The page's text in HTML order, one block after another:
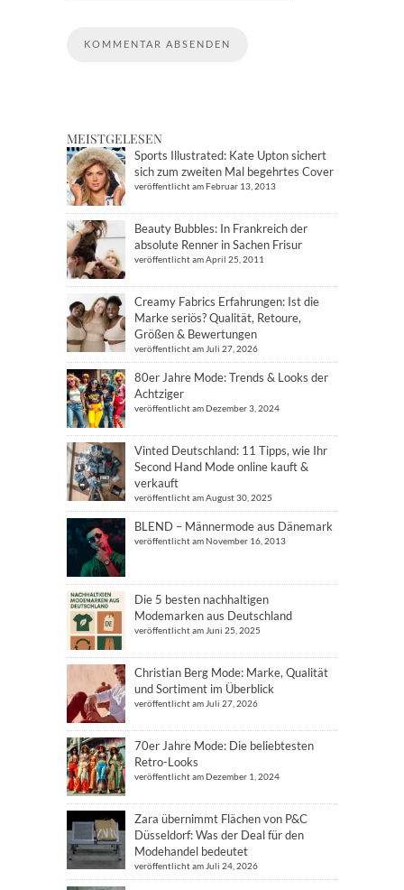
MEISTGELESEN
Sports Illustrated: Kate Upton sichert
sich zum zweiten Mal begehrtes Cover
veröffentlicht am Februar 13, 2013
Beauty Bubbles: In Frankreich der
absolute Renner in Sachen Frisur
veröffentlicht am April 25, 2011
Creamy Fabrics Erfahrungen: Ist die
Marke seriös? Qualität, Retoure,
Größen & Bewertungen
veröffentlicht am Juli 27, 2026
80er Jahre Mode: Trends & Looks der
Achtziger
veröffentlicht am Dezember 3, 2024
Vinted Deutschland: 11 Tipps, wie Ihr
Second Hand Mode online kauft &
verkauft
veröffentlicht am August 30, 2025
BLEND – Männermode aus Dänemark
veröffentlicht am November 16, 2013
Die 5 besten nachhaltigen
Modemarken aus Deutschland
veröffentlicht am Juni 25, 2025
Christian Berg Mode: Marke, Qualität
und Sortiment im Überblick
veröffentlicht am Juli 27, 2026
70er Jahre Mode: Die beliebtesten
Retro-Looks
veröffentlicht am Dezember 1, 2024
Zara übernimmt Flächen von P&C
Düsseldorf: Was der Deal für den
Modehandel bedeutet
veröffentlicht am Juli 24, 2026